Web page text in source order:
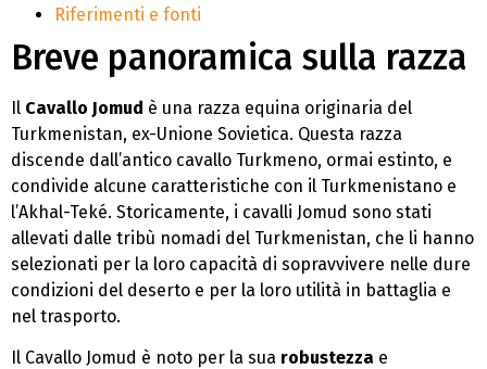
Riferimenti e fonti
Breve panoramica sulla razza
Il Cavallo Jomud è una razza equina originaria del
Turkmenistan, ex-Unione Sovietica. Questa razza
discende dall’antico cavallo Turkmeno, ormai estinto, e
condivide alcune caratteristiche con il Turkmenistano e
l’Akhal-Teké. Storicamente, i cavalli Jomud sono stati
allevati dalle tribù nomadi del Turkmenistan, che li hanno
selezionati per la loro capacità di sopravvivere nelle dure
condizioni del deserto e per la loro utilità in battaglia e
nel trasporto.
Il Cavallo Jomud è noto per la sua robustezza e